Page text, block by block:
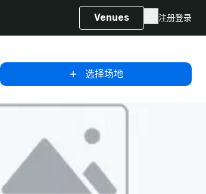
Venues 注册登录
选择场地